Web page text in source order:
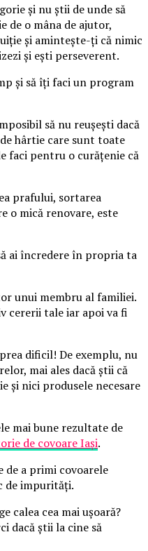
și nu știi de unde să
de o mâna de ajutor,
și amintește-ți că nimic
și ești perseverent.
și să îți faci un program
să nu reușești dacă
hârtie care sunt toate
faci pentru o curățenie că
prafului, sortarea
o mică renovare, este
ai încredere în propria ta
unui membru al familiei.
cererii tale iar apoi va fi
dificil! De exemplu, nu
mai ales dacă știi că
și nici produsele necesare
mai bune rezultate de
de covoare Iași.
de a primi covoarele
de impurități.
calea cea mai ușoară?
dacă știi la cine să